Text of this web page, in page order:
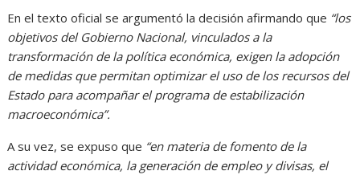
En el texto oficial se argumentó la decisión afirmando que “los
objetivos del Gobierno Nacional, vinculados a la
transformación de la política económica, exigen la adopción
de medidas que permitan optimizar el uso de los recursos del
Estado para acompañar el programa de estabilización
macroeconómica”.
A su vez, se expuso que “en materia de fomento de la
actividad económica, la generación de empleo y divisas, el